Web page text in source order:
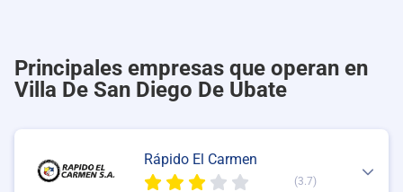
Principales empresas que operan en
Villa De San Diego De Ubate
Rápido El Carmen
(3.7)